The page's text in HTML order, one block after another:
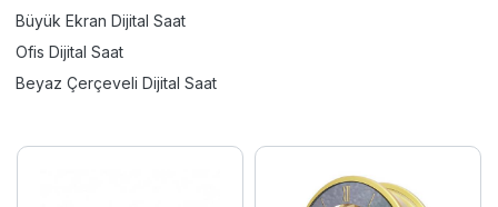
Büyük Ekran Dijital Saat
Ofis Dijital Saat
Beyaz Çerçeveli Dijital Saat